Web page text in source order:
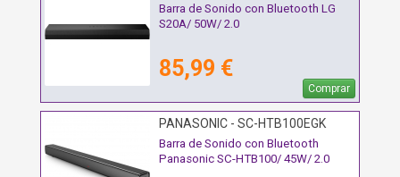
Barra de Sonido con Bluetooth LG
S20A/ 50W/ 2.0
85,99 €
Comprar
PANASONIC - SC-HTB100EGK
Barra de Sonido con Bluetooth
Panasonic SC-HTB100/ 45W/ 2.0